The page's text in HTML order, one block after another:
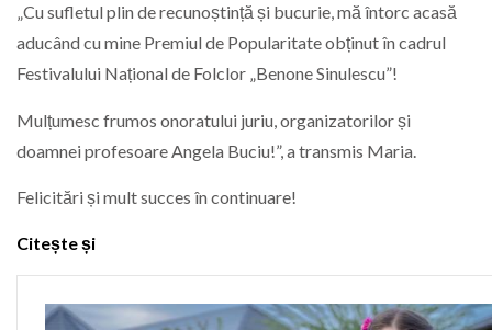
„Cu sufletul plin de recunoștință și bucurie, mă întorc acasă
aducând cu mine Premiul de Popularitate obținut în cadrul
Festivalului Național de Folclor „Benone Sinulescu”!
Mulțumesc frumos onoratului juriu, organizatorilor și
doamnei profesoare Angela Buciu!”, a transmis Maria.
Felicitări și mult succes în continuare!
Citește și